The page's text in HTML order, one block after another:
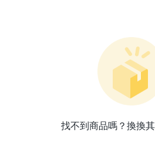
找不到商品嗎？換換